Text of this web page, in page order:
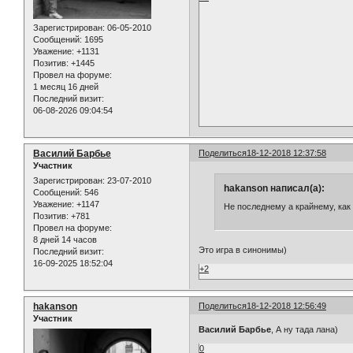
Зарегистрирован: 06-05-2010
Сообщений: 1695
Уважение: +1131
Позитив: +1445
Провел на форуме:
1 месяц 16 дней
Последний визит:
06-08-2026 09:04:54
Поделиться18-12-2018 12:37:58
Василий Барбье
Участник
Зарегистрирован: 23-07-2010
Сообщений: 546
Уважение: +1147
Позитив: +781
Провел на форуме:
8 дней 14 часов
Последний визит:
16-09-2025 18:52:04
hakanson написал(а):
Не последнему а крайнему,
Это игра в синонимы)
+2
Поделиться18-12-2018 12:56:49
hakanson
Участник
Василий Барбье , А ну тада лана)
0